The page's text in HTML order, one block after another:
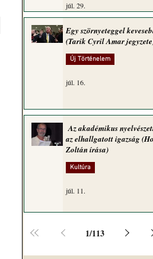
júl. 29.
Egy szörnyeteggel
(Tarik Cyril Amar
Új Történelem
júl. 16.
Az akadémikus
az elhallgatott igazság
Zoltán írása)
Kultúra
júl. 11.
1/113